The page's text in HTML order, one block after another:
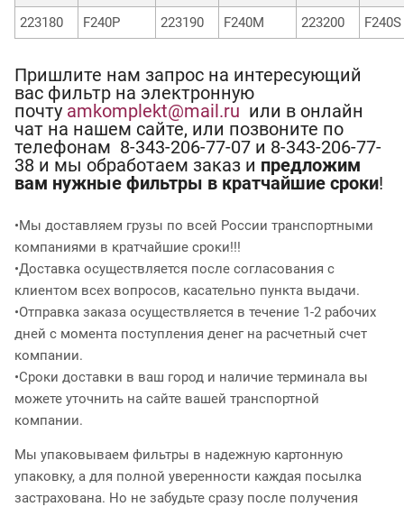
223180
F240P 223190 F240M 223200 F240S
Пришлите нам запрос на интересующий
вас фильтр на электронную
почту amkomplekt@mail.ru или в онлайн
чат на нашем сайте, или позвоните по
телефонам 8-343-206-77-07 и 8-343-206-77-
38 и мы обработаем заказ и предложим
вам нужные фильтры в кратчайшие сроки!
•Мы доставляем грузы по всей России транспортными
компаниями в кратчайшие сроки!!!
•Доставка осуществляется после согласования с
клиентом всех вопросов, касательно пункта выдачи.
•Отправка заказа осуществляется в течение 1-2 рабочих
дней с момента поступления денег на расчетный счет
компании.
•Сроки доставки в ваш город и наличие терминала вы
можете уточнить на сайте вашей транспортной
компании.
Мы упаковываем фильтры в надежную картонную
упаковку, а для полной уверенности каждая посылка
застрахована. Но не забудьте сразу после получения